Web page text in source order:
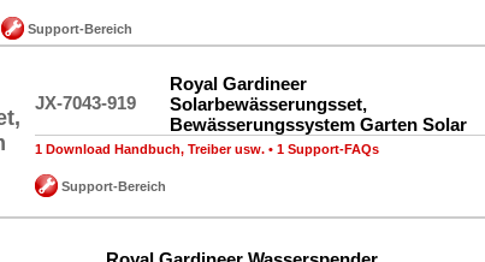
Support-Bereich
JX-7043-919
Royal Gardineer
Solarbewässerungsset,
Bewässerungssystem Garten Solar
1 Download Handbuch, Treiber usw. • 1 Support-FAQs
Support-Bereich